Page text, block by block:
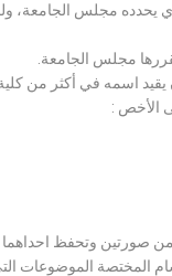
يحدده مجلس الجامعة،
مجلس الجامعة.
يقيد اسمه في أكثر من
الأخص :
صورتين وتحفظ احداهما
المختصة